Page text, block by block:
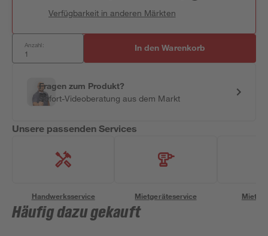
Verfügbarkeit in anderen Märkten
Anzahl: In den Warenkorb
Fragen zum Produkt?
Sofort-Videoberatung aus dem Markt
Unsere passenden Services
Handwerksservice Mietgeräteservice
Häufig dazu gekauft